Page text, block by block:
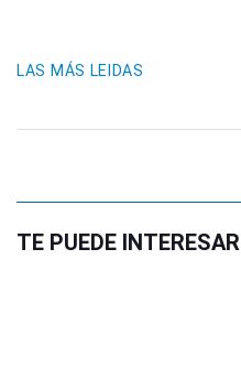
LAS MÁS LEIDAS
TE PUEDE INTERESAR